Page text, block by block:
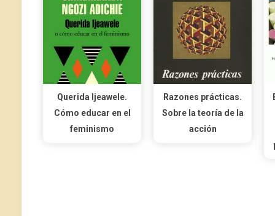
Querida Ijeawele.
Cómo educar en el
feminismo
Razones prácticas.
Sobre la teoría de la
acción